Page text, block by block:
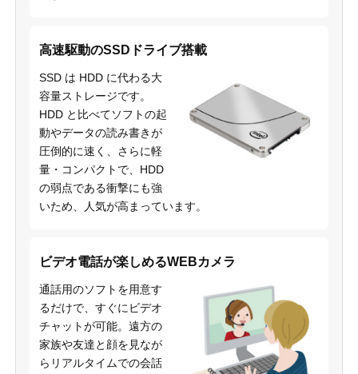
高速駆動のSSDドライブ搭載
SSD は HDD に代わる大
容量ストレージです。
HDD と比べてソフトの起
動やデータの読み書きが
圧倒的に速く、さらに軽
量・コンパクトで、HDD
の弱点である衝撃にも強
いため、人気が高まっています。
ビデオ電話が楽しめるWEBカメラ
通話用のソフトを用意す
るだけで、すぐにビデオ
チャットが可能。遠方の
家族や友達と顔を見なが
らリアルタイムでの会話